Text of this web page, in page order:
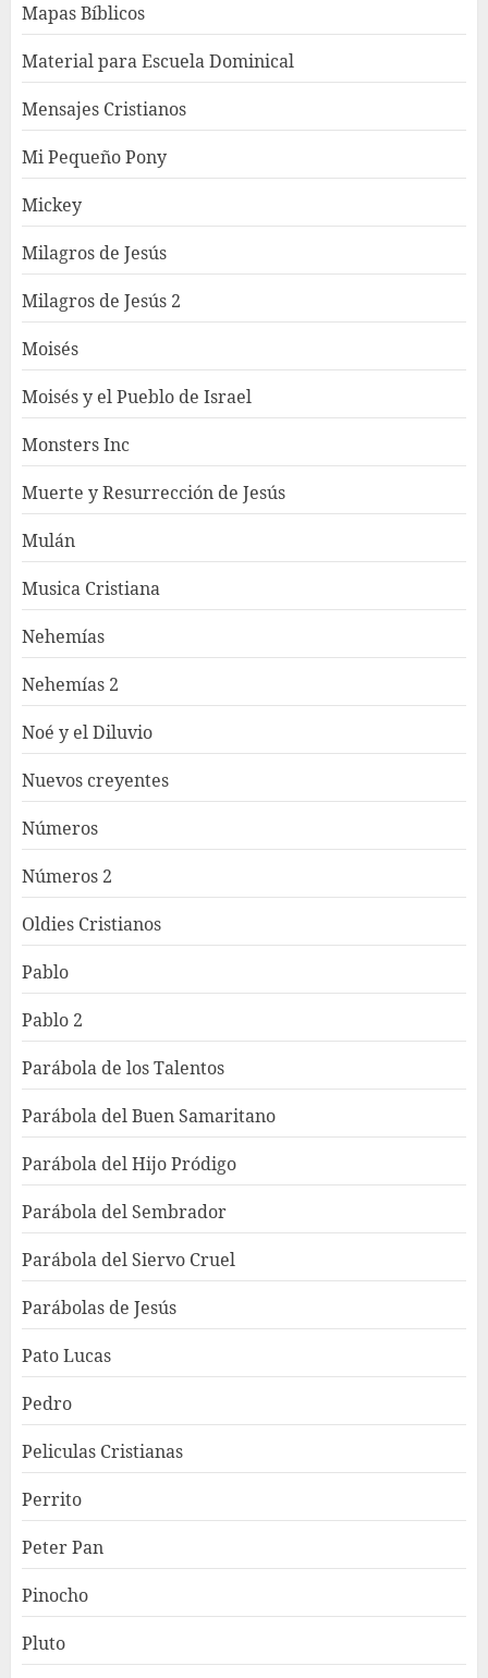
Mapas Bíblicos
Material para Escuela Dominical
Mensajes Cristianos
Mi Pequeño Pony
Mickey
Milagros de Jesús
Milagros de Jesús 2
Moisés
Moisés y el Pueblo de Israel
Monsters Inc
Muerte y Resurrección de Jesús
Mulán
Musica Cristiana
Nehemías
Nehemías 2
Noé y el Diluvio
Nuevos creyentes
Números
Números 2
Oldies Cristianos
Pablo
Pablo 2
Parábola de los Talentos
Parábola del Buen Samaritano
Parábola del Hijo Pródigo
Parábola del Sembrador
Parábola del Siervo Cruel
Parábolas de Jesús
Pato Lucas
Pedro
Peliculas Cristianas
Perrito
Peter Pan
Pinocho
Pluto